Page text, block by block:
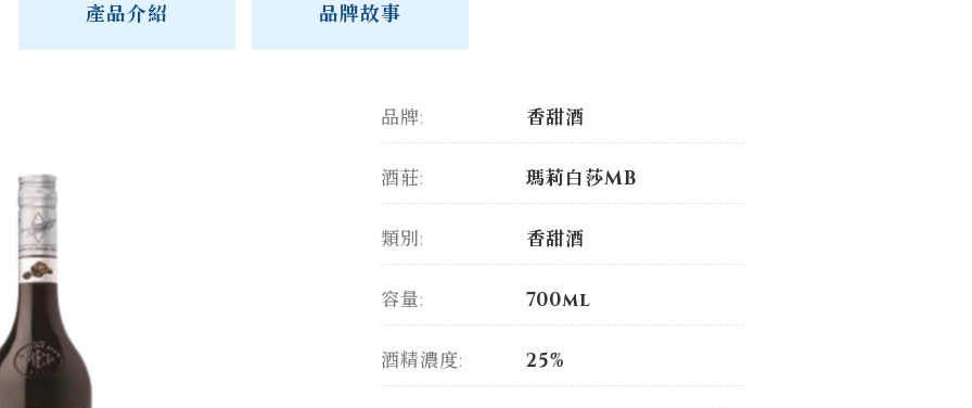
產品介紹 品牌故事
品牌: 香甜酒
酒莊: 瑪莉白莎MB
類別: 香甜酒
容量: 700ml
酒精濃度: 25%